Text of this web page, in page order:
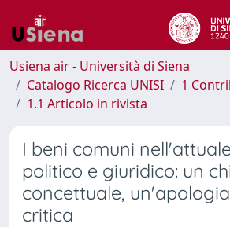
Usiena air - Università di Siena
Catalogo Ricerca UNISI
1
1.1 Articolo in rivista
I beni comuni
politico e giuridico: un
concettuale,
critica